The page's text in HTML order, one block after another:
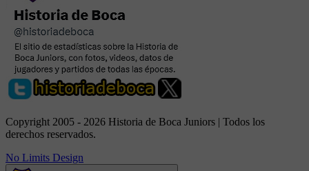
Copyright 2005 - 2026 Historia de Boca Juniors | Todos los
derechos reservados.
No Limits Design